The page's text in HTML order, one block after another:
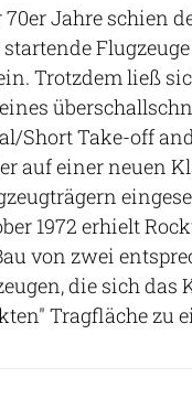
Jahre schien
Trotzdem ließ
Short Take-off
auf einer neuen
1972 erhielt
von zwei
die sich das
Tragfläche zu